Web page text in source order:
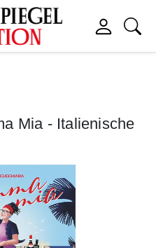
Mia - Italienische